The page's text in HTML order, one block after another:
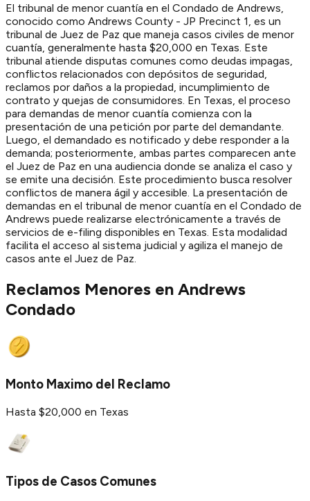
El tribunal de menor cuantía en el Condado de Andrews,
conocido como Andrews County - JP Precinct 1, es un
tribunal de Juez de Paz que maneja casos civiles de menor
cuantía, generalmente hasta $20,000 en Texas. Este
tribunal atiende disputas comunes como deudas impagas,
conflictos relacionados con depósitos de seguridad,
reclamos por daños a la propiedad, incumplimiento de
contrato y quejas de consumidores. En Texas, el proceso
para demandas de menor cuantía comienza con la
presentación de una petición por parte del demandante.
Luego, el demandado es notificado y debe responder a la
demanda; posteriormente, ambas partes comparecen ante
el Juez de Paz en una audiencia donde se analiza el caso y
se emite una decisión. Este procedimiento busca resolver
conflictos de manera ágil y accesible. La presentación de
demandas en el tribunal de menor cuantía en el Condado de
Andrews puede realizarse electrónicamente a través de
servicios de e-filing disponibles en Texas. Esta modalidad
facilita el acceso al sistema judicial y agiliza el manejo de
casos ante el Juez de Paz.
Reclamos Menores en Andrews
Condado
Monto Maximo del Reclamo
Hasta $20,000 en Texas
Tipos de Casos Comunes